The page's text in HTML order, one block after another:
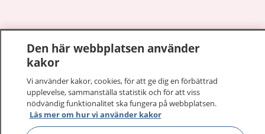
1177 på flera språk
Om 1177
Kontakt
Den här webbplatsen använder
kakor
Vi använder kakor, cookies, för att ge dig en förbättrad
upplevelse, sammanställa statistik och för att viss
nödvändig funktionalitet ska fungera på webbplatsen.
Läs mer om hur vi använder kakor